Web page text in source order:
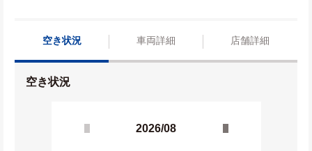
空き状況 車両詳細 店舗詳細
空き状況
2026/08